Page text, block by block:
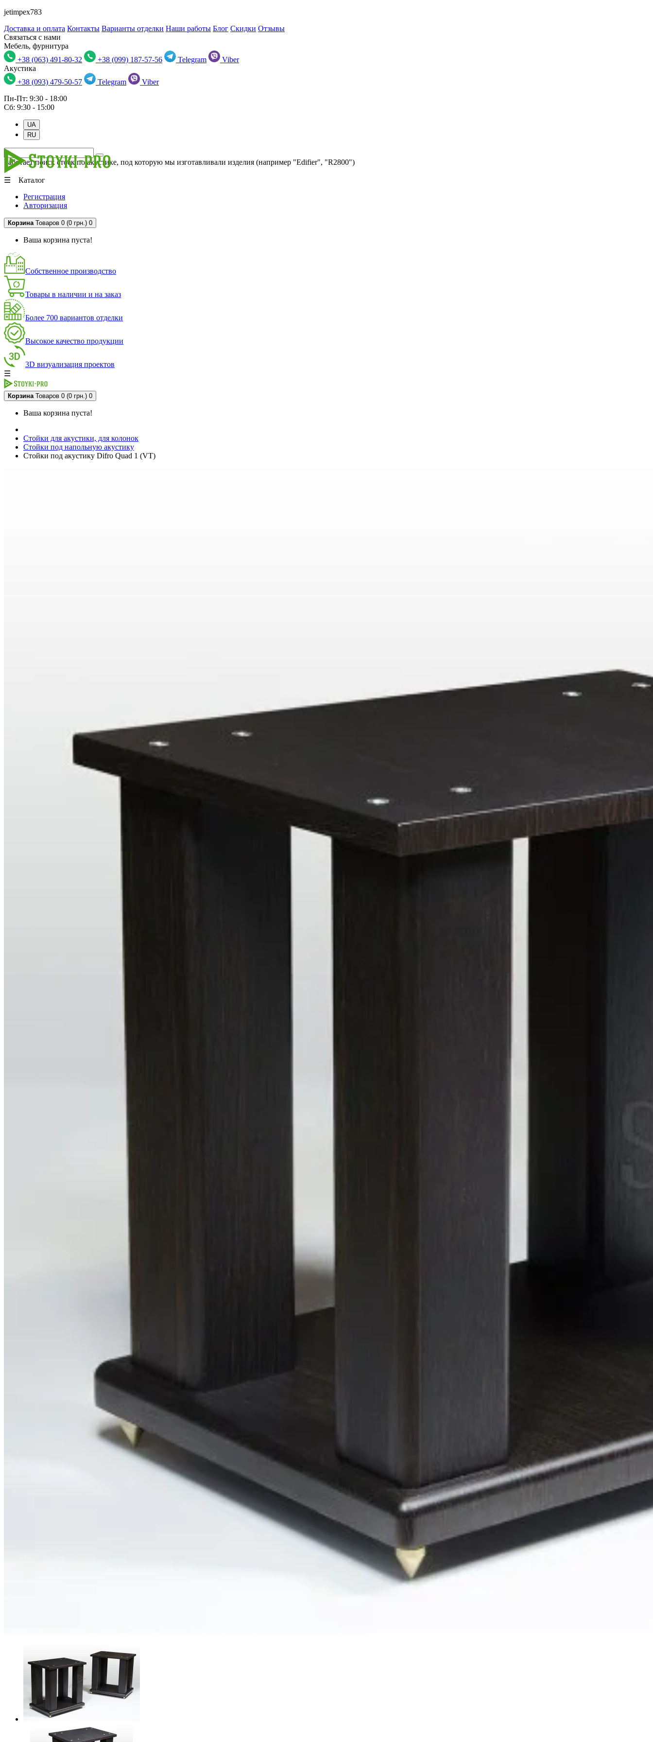
jetimpex783
Доставка и оплата Контакты Варианты отделки Наши работы Блог Скидки Отзывы
Связаться с нами
Мебель, фурнитура
+38 (063) 491-80-32
+38 (099) 187-57-56 Telegram
Viber
Акустика
+38 (093) 479-50-57
Telegram
Viber
Пн-Пт: 9:30 - 18:00
Сб: 9:30 - 15:00
UA
RU
Работает поиск стоек по акустике, под которую мы изготавливали изделия (например "Edifier", "R2800")
☰ Каталог
Регистрация
Авторизация
Корзина Товаров 0 (0 грн.) 0
Ваша корзина пуста!
Собственное производство
Товары в наличии и на заказ
Более 700 вариантов отделки
Высокое качество продукции
3D визуализация проектов
☰
Корзина Товаров 0 (0 грн.) 0
Ваша корзина пуста!
Стойки для акустики, для колонок
Стойки под напольную акустику
Стойки под акустику Difro Quad 1 (VT)